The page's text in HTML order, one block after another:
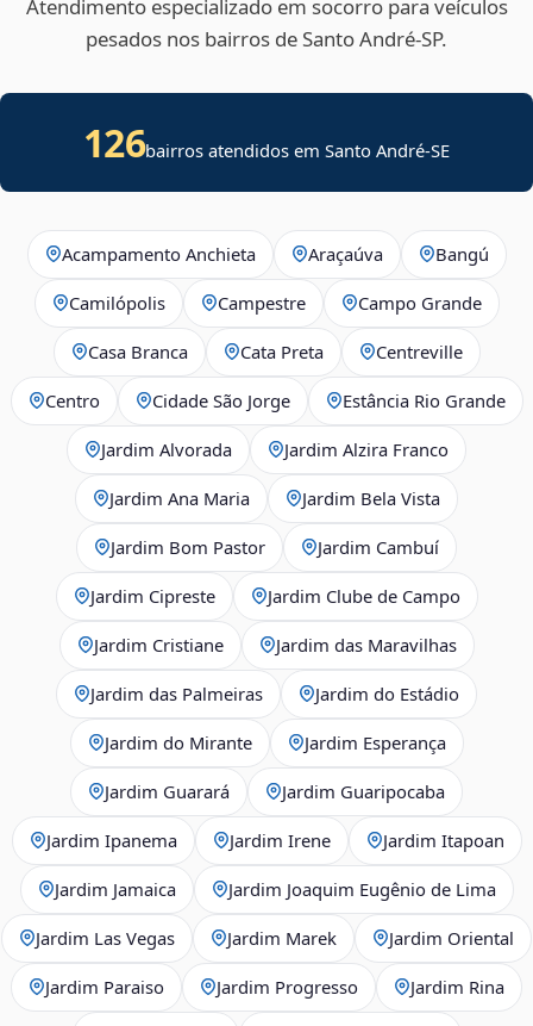
Atendimento especializado em socorro para veículos
pesados nos bairros de Santo André‑SP.
126bairros atendidos emSanto André-SE
Acampamento Anchieta Araçaúva Bangú
Camilópolis Campestre Campo Grande
Casa Branca Cata Preta Centreville
Centro Cidade São Jorge Estância Rio Grande
Jardim Alvorada Jardim Alzira Franco
Jardim Ana Maria Jardim Bela Vista
Jardim Bom Pastor Jardim Cambuí
Jardim Cipreste Jardim Clube de Campo
Jardim Cristiane Jardim das Maravilhas
Jardim das Palmeiras Jardim do Estádio
Jardim do Mirante Jardim Esperança
Jardim Guarará Jardim Guaripocaba
Jardim Ipanema Jardim Irene Jardim Itapoan
Jardim Jamaica Jardim Joaquim Eugênio de Lima
Jardim Las Vegas Jardim Marek Jardim Oriental
Jardim Paraiso Jardim Progresso Jardim Rina